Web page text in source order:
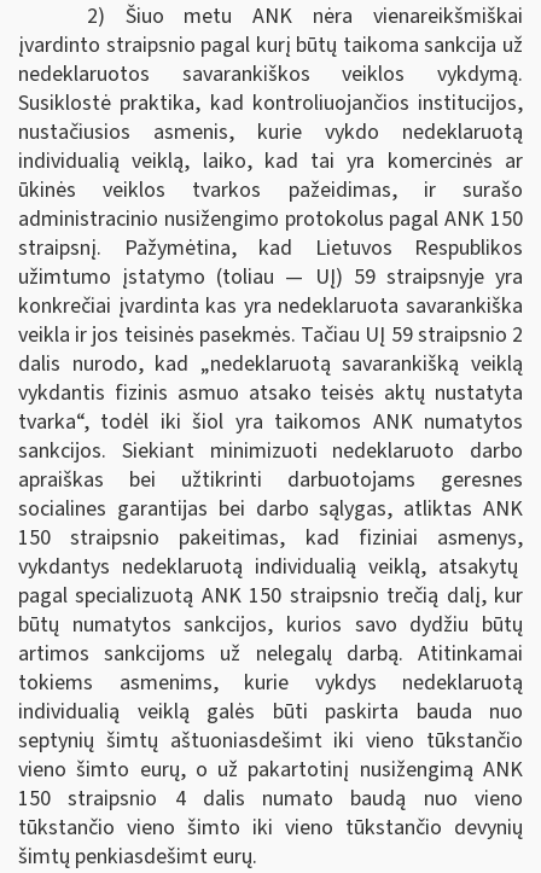
2) Šiuo metu ANK nėra vienareikšmiškai
įvardinto straipsnio pagal kurį būtų taikoma sankcija už
nedeklaruotos savarankiškos veiklos vykdymą.
Susiklostė praktika, kad kontroliuojančios institucijos,
nustačiusios asmenis, kurie vykdo nedeklaruotą
individualią veiklą, laiko, kad tai yra komercinės ar
ūkinės veiklos tvarkos pažeidimas, ir surašo
administracinio nusižengimo protokolus pagal ANK 150
straipsnį. Pažymėtina, kad Lietuvos Respublikos
užimtumo įstatymo (toliau — UĮ) 59 straipsnyje yra
konkrečiai įvardinta kas yra nedeklaruota savarankiška
veikla ir jos teisinės pasekmės. Tačiau UĮ 59 straipsnio 2
dalis nurodo, kad „nedeklaruotą savarankišką veiklą
vykdantis fizinis asmuo atsako teisės aktų nustatyta
tvarka“, todėl iki šiol yra taikomos ANK numatytos
sankcijos. Siekiant minimizuoti nedeklaruoto darbo
apraiškas bei užtikrinti darbuotojams geresnes
socialines garantijas bei darbo sąlygas, atliktas ANK
150 straipsnio pakeitimas, kad fiziniai asmenys,
vykdantys nedeklaruotą individualią veiklą, atsakytų
pagal specializuotą ANK 150 straipsnio trečią dalį, kur
būtų numatytos sankcijos, kurios savo dydžiu būtų
artimos sankcijoms už nelegalų darbą. Atitinkamai
tokiems asmenims, kurie vykdys nedeklaruotą
individualią veiklą galės būti paskirta bauda nuo
septynių šimtų aštuoniasdešimt iki vieno tūkstančio
vieno šimto eurų, o už pakartotinį nusižengimą ANK
150 straipsnio 4 dalis numato baudą nuo vieno
tūkstančio vieno šimto iki vieno tūkstančio devynių
šimtų penkiasdešimt eurų.